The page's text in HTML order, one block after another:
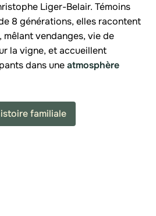
Liger-Belair. Témoins
8 générations, elles racontent
mêlant vendanges, vie de
la vigne, et accueillent
dans uneatmosphère
familiale